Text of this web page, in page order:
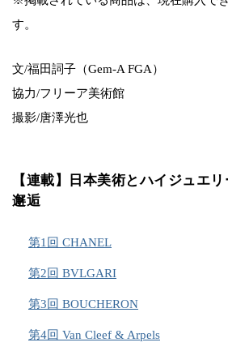
す。
文/福田詞子（Gem-A FGA）
協力/フリーア美術館
撮影/唐澤光也
【連載】日本美術とハイジュエ
邂逅
第1回 CHANEL
第2回 BVLGARI
第3回 BOUCHERON
第4回 Van Cleef & Arpels